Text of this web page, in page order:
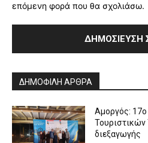
επόμενη φορά που θα σχολιάσω.
ΔΗΜΟΦΙΛΗ ΑΡΘΡΑ
Αμοργός: 17ο
Τουριστικών
διεξαγωγής